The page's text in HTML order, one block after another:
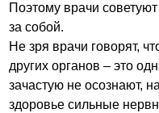
Поэтому врачи
за собой.
Не зря врачи говорят,
других органов – это
зачастую не осознают,
здоровье сильные